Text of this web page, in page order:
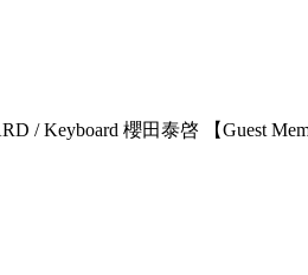
/ Keyboard 櫻田泰啓 【Guest